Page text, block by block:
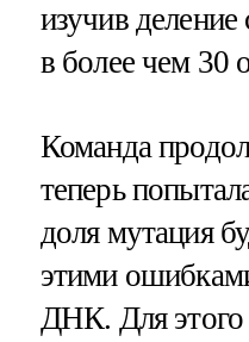
изучив
в более чем 30
Команда
теперь
доля мутация
этими
ДНК. Для этого